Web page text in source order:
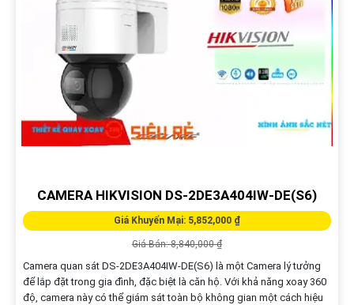
CAMERA HIKVISION DS-2DE3A404IW-DE(S6)
Giá Khuyến Mại: 5,852,000 ₫
Giá Bán: 8,840,000 ₫
Camera quan sát DS-2DE3A404IW-DE(S6) là một Camera lý tưởng
để lắp đặt trong gia đình, đặc biệt là căn hộ. Với khả năng xoay 360
độ, camera này có thể giám sát toàn bộ không gian một cách hiệu